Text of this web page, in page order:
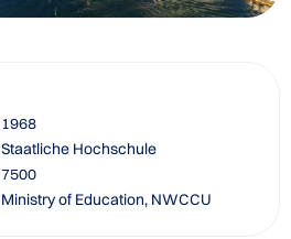
1968
Staatliche Hochschule
7500
Ministry of Education, NWCCU